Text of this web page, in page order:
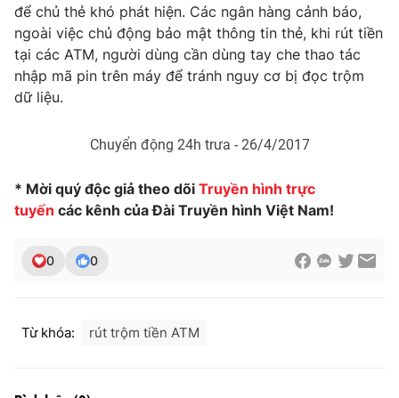
Photo Infographic
Video Shorts video
VTV Sức khoẻ Bất động sản
VTV9 VTV8
Liên hệ tòa soạn
để chủ thẻ khó phát hiện. Các ngân hàng cảnh báo,
ngoài việc chủ động bảo mật thông tin thẻ, khi rút tiền
tại các ATM, người dùng cần dùng tay che thao tác
nhập mã pin trên máy để tránh nguy cơ bị đọc trộm
dữ liệu.
Chuyển động 24h trưa - 26/4/2017
* Mời quý độc giả theo dõi Truyền hình trực
tuyến các kênh của Đài Truyền hình Việt Nam!
0 0
Từ khóa: rút trộm tiền ATM